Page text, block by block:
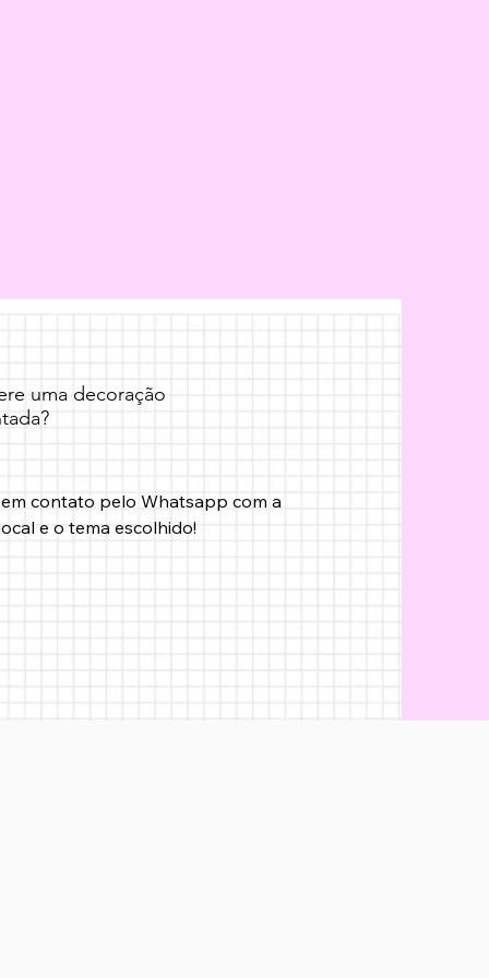
uma decoração
contato pelo Whatsapp com a
e o tema escolhido!